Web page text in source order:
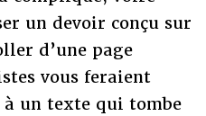
un devoir conçu sur
d’une page
vous feraient
un texte qui tombe